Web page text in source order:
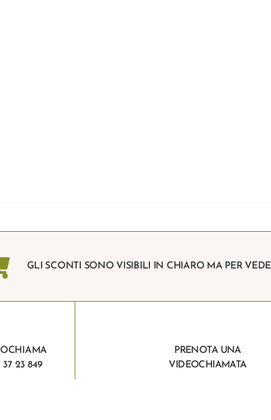
GLI SCONTI SONO VISIBILI IN CHIARO MA PER
37 23 849
PRENOTA UNA
VIDEOCHIAMATA